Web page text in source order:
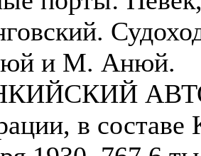
и М. Анюй.
в составе